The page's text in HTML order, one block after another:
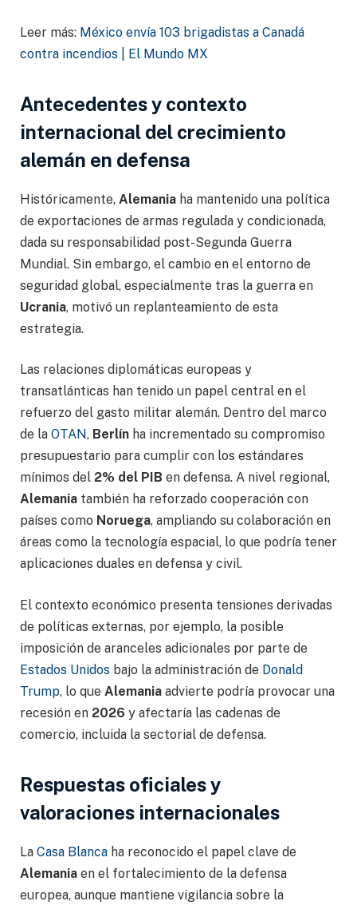
Leer más: México envía 103 brigadistas a Canadá
contra incendios | El Mundo MX
Antecedentes y contexto
internacional del crecimiento
alemán en defensa
Históricamente, Alemania ha mantenido una política
de exportaciones de armas regulada y condicionada,
dada su responsabilidad post-Segunda Guerra
Mundial. Sin embargo, el cambio en el entorno de
seguridad global, especialmente tras la guerra en
Ucrania, motivó un replanteamiento de esta
estrategia.
Las relaciones diplomáticas europeas y
transatlánticas han tenido un papel central en el
refuerzo del gasto militar alemán. Dentro del marco
de la OTAN, Berlín ha incrementado su compromiso
presupuestario para cumplir con los estándares
mínimos del 2% del PIB en defensa. A nivel regional,
Alemania también ha reforzado cooperación con
países como Noruega, ampliando su colaboración en
áreas como la tecnología espacial, lo que podría tener
aplicaciones duales en defensa y civil.
El contexto económico presenta tensiones derivadas
de políticas externas, por ejemplo, la posible
imposición de aranceles adicionales por parte de
Estados Unidos bajo la administración de Donald
Trump, lo que Alemania advierte podría provocar una
recesión en 2026 y afectaría las cadenas de
comercio, incluida la sectorial de defensa.
Respuestas oficiales y
valoraciones internacionales
La Casa Blanca ha reconocido el papel clave de
Alemania en el fortalecimiento de la defensa
europea, aunque mantiene vigilancia sobre la